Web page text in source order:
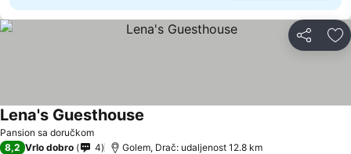
Deli
Pansion sa doručkom
Lena's Guesthouse
8,2 Vrlo dobro 4 Golem, Drač: udaljenost 12.8 km